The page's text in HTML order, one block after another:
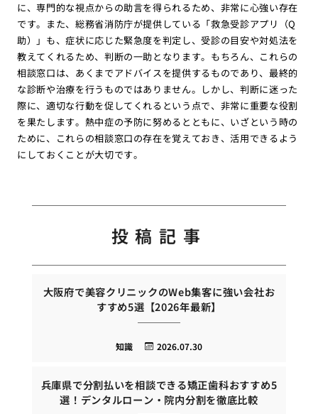
に、専門的な視点からの助言を得られるため、非常に心強い存在
です。また、総務省消防庁が提供している「救急受診アプリ（Q
助）」も、症状に応じた緊急度を判定し、受診の目安や対処法を
教えてくれるため、判断の一助となります。もちろん、これらの
相談窓口は、あくまでアドバイスを提供するものであり、最終的
な診断や治療を行うものではありません。しかし、判断に迷った
際に、適切な行動を促してくれるという点で、非常に重要な役割
を果たします。熱中症の予防に努めるとともに、いざという時の
ために、これらの相談窓口の存在を覚えておき、活用できるよう
にしておくことが大切です。
投稿記事
大阪府で美容クリニックのWeb集客に強い会社お
すすめ5選【2026年最新】
2026.07.30
知識
兵庫県で分割払いを相談できる矯正歯科おすすめ5
選！デンタルローン・院内分割を徹底比較